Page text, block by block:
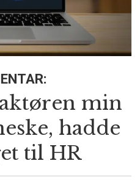
min
hadde
til HR